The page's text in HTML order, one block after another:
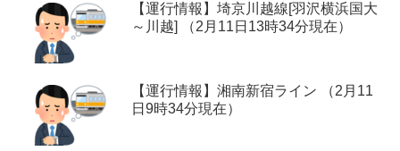
【運行情報】埼京川越線[羽沢横浜国大
～川越] （2月11日13時34分現在）
【運行情報】湘南新宿ライン （2月11
日9時34分現在）